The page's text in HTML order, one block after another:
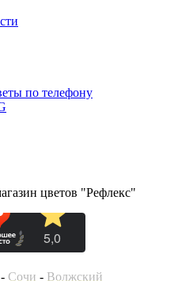
по телефону
цветов "Рефлекс"
- Сочи - Волжский